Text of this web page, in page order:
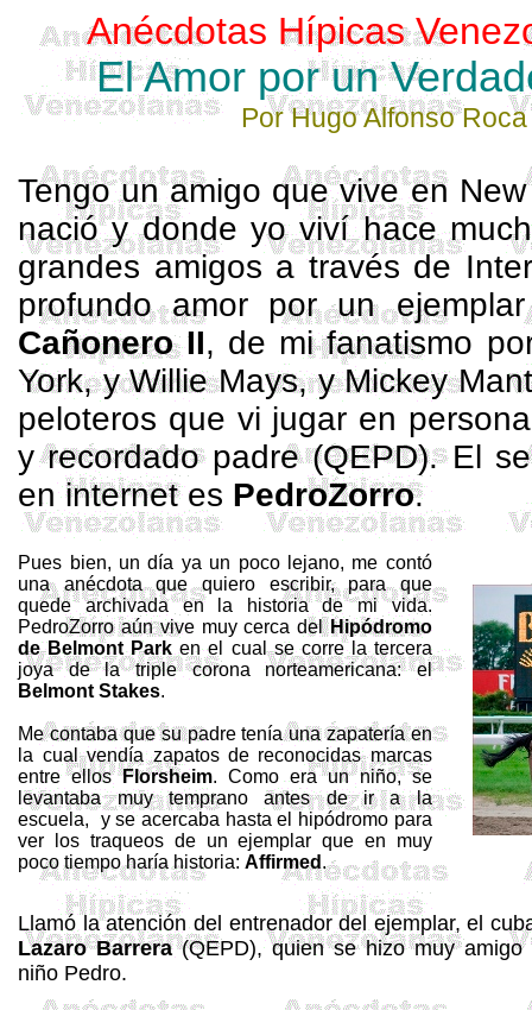
Anécdotas Hípicas
El Amor por un
Por Hugo Alfonso
Tengo un amigo que vive en New
nació y donde yo viví hace
grandes amigos a través de
profundo amor por un
Cañonero II, de mi fanatismo
York, y Willie Mays, y Mickey
peloteros que vi jugar en
y recordado padre (QEPD). El
eninternetes PedroZorro.
Pues bien, un día ya un poco lejano, me contó
una anécdota que quiero escribir, para que
quede archivada en la historia de mi vida.
PedroZorroaún vive muy cerca del Hipódromo
de Belmont Park en el cual se corre la tercera
joya de la triple corona norteamericana: el
BelmontStakes.
Me contaba que su padre tenía una zapatería en
la cual vendía zapatos de reconocidas marcas
entre ellosFlorsheim. Como era un niño, se
levantaba muy temprano antes de ir a la
escuela, y se acercaba hasta el hipódromo para
ver los traqueos de un ejemplar que en muy
poco tiempo haría historia:Affirmed .
Llamó la atención del entrenador del ejemplar, el
LazaroBarrera(QEPD), quien se hizo muy amigo
niño Pedro.